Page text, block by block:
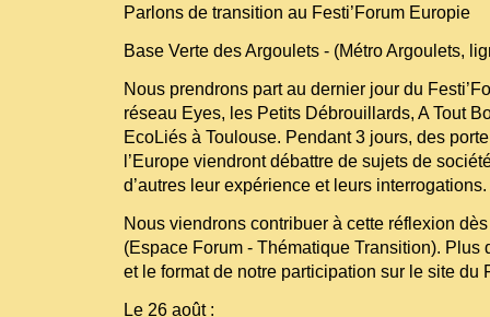
Parlons de transition au Festi’Forum Europie
Base Verte des Argoulets - (Métro Argoulets,
Nous prendrons part au dernier jour du
réseau Eyes, les Petits Débrouillards, A Tout
EcoLiés à Toulouse. Pendant 3 jours, des
l’Europe viendront débattre de sujets de
d’autres leur expérience et leurs interrogations.
Nous viendrons contribuer à cette réflexion
(Espace Forum - Thématique Transition). Plus
et le format de notre participation sur le site du
Le 26 août :